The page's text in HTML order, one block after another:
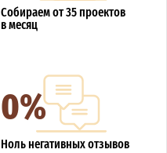
Собираем от 35 проектов
в месяц
0%
Ноль негативных отзывов